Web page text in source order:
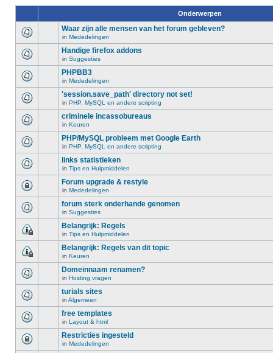
Onderwerpen
Waar zijn alle mensen van het forum gebleven?
in Mededelingen
Handige firefox addons
in Suggesties
PHPBB3
in Mededelingen
'session.save_path' directory not set!
in PHP, MySQL en andere scripting
criminele incassobureaus
in Keuren
PHP/MySQL probleem met Google Earth
in PHP, MySQL en andere scripting
links statistieken
in Tips en Hulpmiddelen
Forum upgrade & restyle
in Mededelingen
forum sterk onderhande genomen
in Suggesties
Belangrijk: Regels
in Tips en Hulpmiddelen
Belangrijk: Regels van dit topic
in Keuren
Domeinnaam renamen?
in Hosting vragen
turials sites
in Algemeen
free templates
in Layout & html
Restricties ingesteld
in Mededelingen